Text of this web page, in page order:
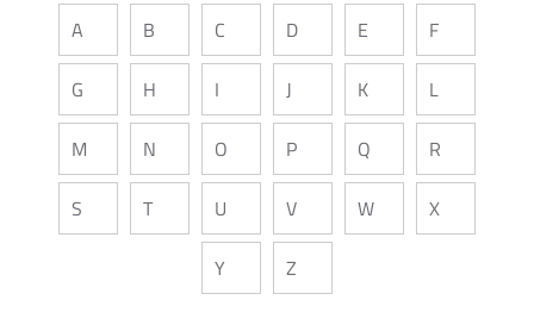
A B C D E F
G H I J K L
M N O P Q R
S T U V W X
Y Z